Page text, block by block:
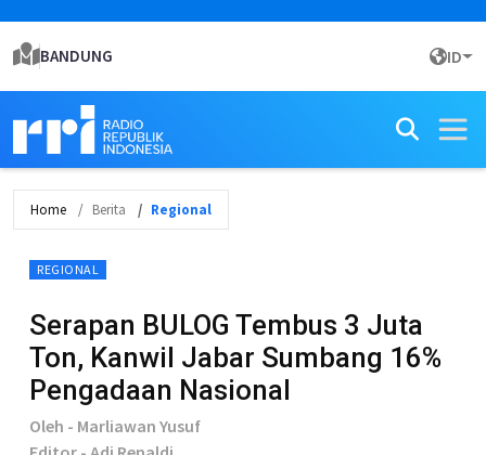
BANDUNG ID
Home Berita Regional
REGIONAL
Serapan BULOG Tembus 3 Juta
Ton, Kanwil Jabar Sumbang 16%
Pengadaan Nasional
Oleh - Marliawan Yusuf